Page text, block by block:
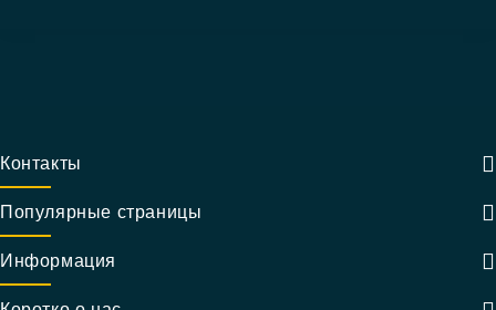
Контакты
Популярные страницы
Информация